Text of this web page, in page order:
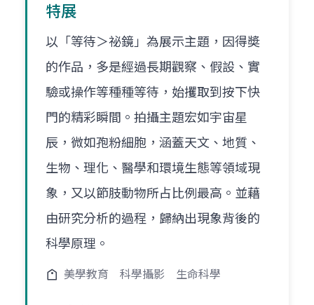
特展
以「等待＞祕鏡」為展示主題，因得奬
的作品，多是經過長期觀察、假設、實
驗或操作等種種等待，始攫取到按下快
門的精彩瞬間。拍攝主題宏如宇宙星
辰，微如孢粉細胞，涵蓋天文、地質、
生物、理化、醫學和環境生態等領域現
象，又以節肢動物所占比例最高。並藉
由研究分析的過程，歸納出現象背後的
科學原理。
美學教育 科學攝影 生命科學